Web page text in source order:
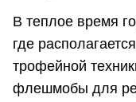
В теплое время
где
трофейной
флешмобы для